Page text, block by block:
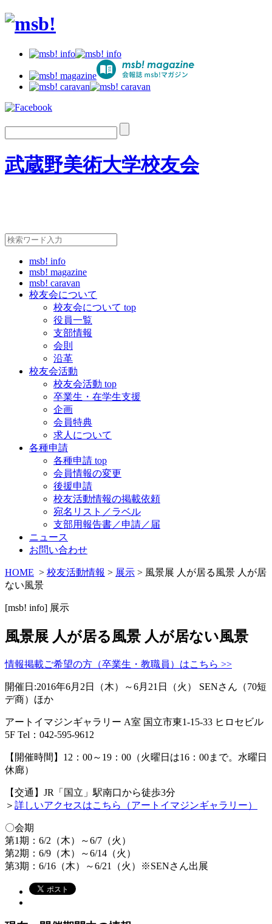
武蔵野美術大学校友会
msb! info
msb! magazine
msb! caravan
校友会について
校友会について top
役員一覧
支部情報
会則
沿革
校友会活動
校友会活動 top
卒業生・在学生支援
企画
会員特典
求人について
各種申請
各種申請 top
会員情報の変更
後援申請
校友活動情報の掲載依頼
宛名リスト／ラベル
支部用報告書／申請／届
ニュース
お問い合わせ
HOME > 校友活動情報 > 展示 > 風景展 人が居る風景 人が居
ない風景
[msb! info] 展示
風景展 人が居る風景 人が居ない風景
情報掲載ご希望の方（卒業生・教職員）はこちら >>
開催日:2016年6月2日（木）～6月21日（火） SENさん（70短
デ商）ほか
アートイマジンギャラリー A室 国立市東1-15-33 ヒロセビル
5F Tel：042-595-9612
【開催時間】12：00～19：00（火曜日は16：00まで。水曜日
休廊）
【交通】JR「国立」駅南口から徒歩3分
＞ 詳しいアクセスはこちら（アートイマジンギャラリー）
〇会期
第1期：6/2（木）～6/7（火）
第2期：6/9（木）～6/14（火）
第3期：6/16（木）～6/21（火）※SENさん出展